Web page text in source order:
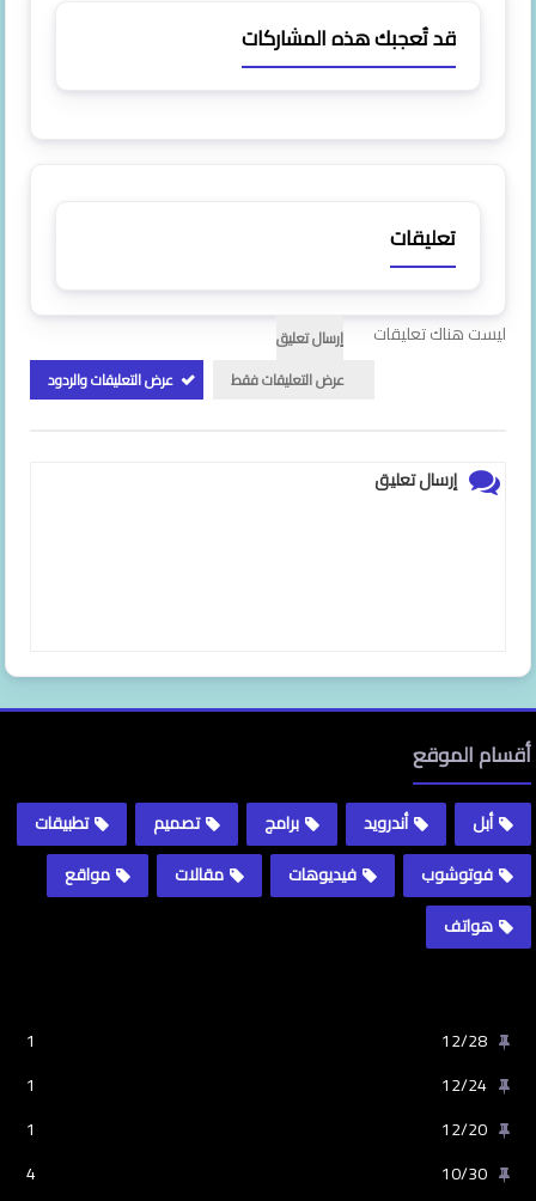
قد تُعجبك هذه المشاركات
تعليقات
ليست هناك تعليقات
إرسال تعليق
عرض التعليقات فقط
عرض التعليقات والردود
إرسال تعليق
أقسام الموقع
أبل أندرويد برامج تصميم
تطبيقات
فوتوشوب
فيديوهات مقالات
مواقع
هواتف
12/28
1
12/24
1
12/20
1
10/30
4